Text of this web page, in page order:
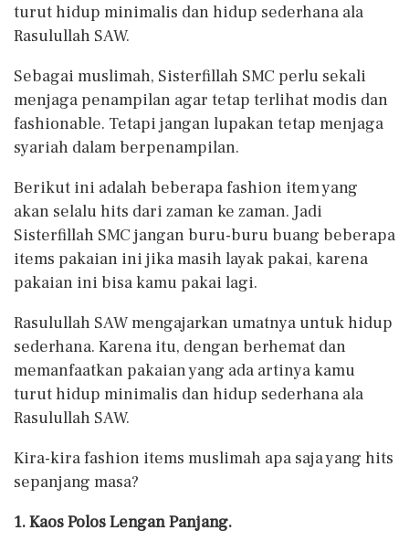
turut hidup minimalis dan hidup sederhana ala
Rasulullah SAW.
Sebagai muslimah, Sisterfillah SMC perlu sekali
menjaga penampilan agar tetap terlihat modis dan
fashionable. Tetapi jangan lupakan tetap menjaga
syariah dalam berpenampilan.
Berikut ini adalah beberapa fashion item yang
akan selalu hits dari zaman ke zaman. Jadi
Sisterfillah SMC jangan buru-buru buang beberapa
items pakaian ini jika masih layak pakai, karena
pakaian ini bisa kamu pakai lagi.
Rasulullah SAW mengajarkan umatnya untuk hidup
sederhana. Karena itu, dengan berhemat dan
memanfaatkan pakaian yang ada artinya kamu
turut hidup minimalis dan hidup sederhana ala
Rasulullah SAW.
Kira-kira fashion items muslimah apa saja yang hits
sepanjang masa?
1. Kaos Polos Lengan Panjang.